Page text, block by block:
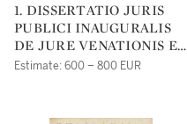
1. DISSERTATIO JURIS
PUBLICI INAUGURALIS
DE JURE VENATIONIS ET
CONCILIIS VENATICIS IN
TRAJECTI AD RHENUM
Estimate: 600 – 800 EUR